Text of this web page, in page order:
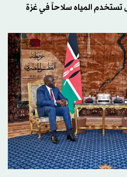
تستخدم المياه سلاحاً في غزة